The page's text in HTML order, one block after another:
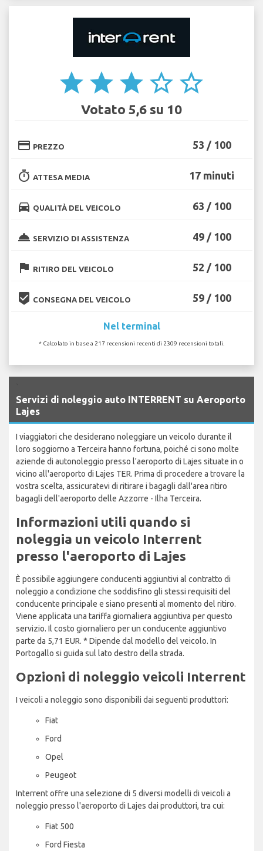
star star star star_border star_border
Votato 5,6 su 10
credit_card PREZZO 53 / 100
timer ATTESA MEDIA 17 minuti
directions_car QUALITÀ DEL VEICOLO 63 / 100
room_service SERVIZIO DI ASSISTENZA 49 / 100
flag RITIRO DEL VEICOLO 52 / 100
beenhere CONSEGNA DEL VEICOLO 59 / 100
Nel terminal
* Calcolato in base a 217 recensioni recenti di 2309 recensioni totali.
Servizi di noleggio auto INTERRENT su Aeroporto
Lajes
I viaggiatori che desiderano noleggiare un veicolo durante il
loro soggiorno a Terceira hanno fortuna, poiché ci sono molte
aziende di autonoleggio presso l'aeroporto di Lajes situate in o
vicino all'aeroporto di Lajes TER. Prima di procedere a trovare la
vostra scelta, assicuratevi di ritirare i bagagli dall'area ritiro
bagagli dell'aeroporto delle Azzorre - Ilha Terceira.
Informazioni utili quando si
noleggia un veicolo Interrent
presso l'aeroporto di Lajes
È possibile aggiungere conducenti aggiuntivi al contratto di
noleggio a condizione che soddisfino gli stessi requisiti del
conducente principale e siano presenti al momento del ritiro.
Viene applicata una tariffa giornaliera aggiuntiva per questo
servizio. Il costo giornaliero per un conducente aggiuntivo
parte da 5,71 EUR. * Dipende dal modello del veicolo. In
Portogallo si guida sul lato destro della strada.
Opzioni di noleggio veicoli Interrent
I veicoli a noleggio sono disponibili dai seguenti produttori:
Fiat
Ford
Opel
Peugeot
Interrent offre una selezione di 5 diversi modelli di veicoli a
noleggio presso l'aeroporto di Lajes dai produttori, tra cui:
Fiat 500
Ford Fiesta